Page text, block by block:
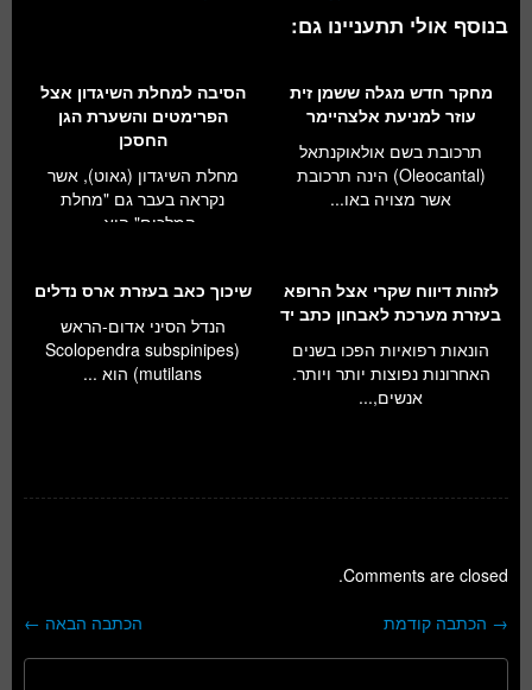
בנוסף אולי תתעניינו גם:
מחקר חדש מגלה ששמן זית
עוזר למניעת אלצהיימר
תרכובת בשם אולאוקנתאל
(Oleocantal) הינה תרכובת
אשר מצויה באו...
הסיבה למחלת השיגדון אצל
הפרימטים והשערת הגן
החסכן
מחלת השיגדון (גאוט), אשר
נקראה בעבר גם "מחלת
המלכים" היא...
לזהות דיווח שקרי אצל הרופא
בעזרת מערכת לאבחון כתב יד
הונאות רפואיות הפכו בשנים
האחרונות נפוצות יותר ויותר.
אנשים,...
שיכוך כאב בעזרת ארס נדלים
הנדל הסיני אדום-הראש
(Scolopendra subspinipes
mutilans) הוא ...
Comments are closed.
ניווט בפוסטים הכתבה הבאה ← → הכתבה קודמת